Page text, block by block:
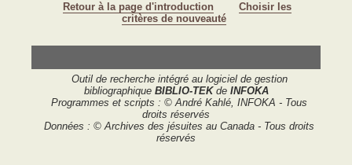
Retour à la page d'introduction
Choisir les
critères de nouveauté
Outil de recherche intégré au logiciel de gestion
bibliographique BIBLIO-TEKde INFOKA
Programmes et scripts : © André Kahlé, INFOKA - Tous
droits réservés
Données : © Archives des jésuites au Canada - Tous droits
réservés